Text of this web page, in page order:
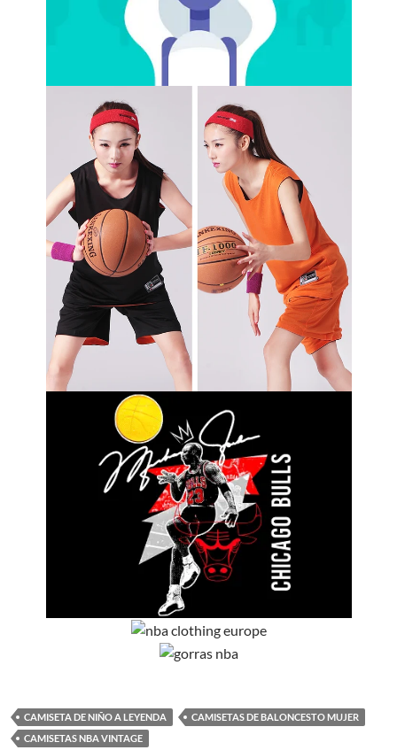
CAMISETA DE NIÑO A LEYENDA
CAMISETAS DE BALONCESTO MUJER
CAMISETAS NBA VINTAGE